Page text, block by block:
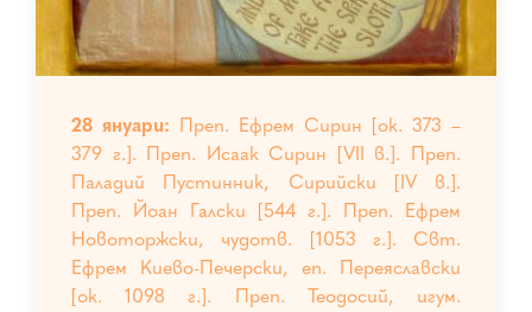
28 януари: Преп. Ефрем Сирин [ок. 373 –
379 г.]. Преп. Исаак Сирин [VII в.]. Преп.
Паладий Пустинник, Сирийски [IV в.].
Преп. Йоан Галски [544 г.]. Преп. Ефрем
Новоторжски, чудотв. [1053 г.]. Свт.
Ефрем Киево-Печерски, еп. Переяславски
[ок. 1098 г.]. Преп. Теодосий, игум.